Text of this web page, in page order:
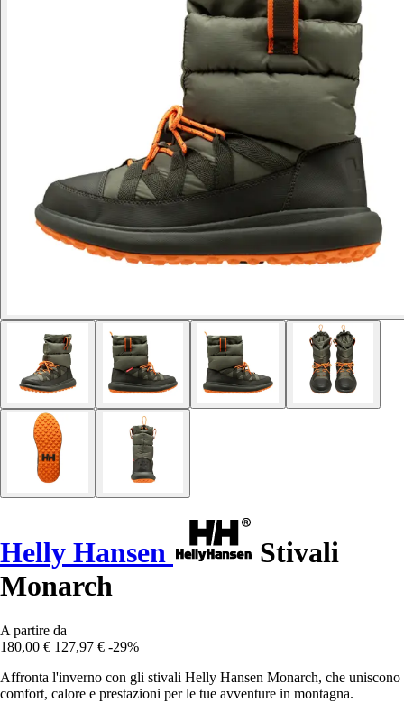
Helly Hansen
Stivali
Monarch
A partire da
180,00 € 127,97 € -29%
Affronta l'inverno con gli stivali Helly Hansen Monarch, che uniscono
comfort, calore e prestazioni per le tue avventure in montagna.